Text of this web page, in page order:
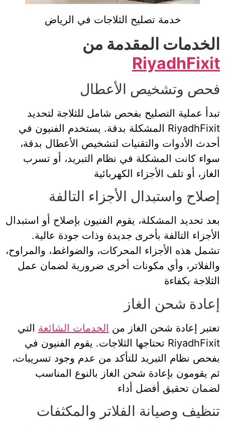
خدمة تصليح الثلاجات في الرياض
الخدمات المقدمة من
RiyadhFixit
فحص وتشخيص الأعطال
تبدأ عملية التصليح بفحص شامل للثلاجة لتحديد
المشكلة بدقة. يستخدم الفنيون في RiyadhFixit
أحدث الأدوات والتقنيات لتشخيص الأعطال بدقة،
سواء كانت المشكلة في نظام التبريد، أو تسرب
الغاز، أو تلف الأجزاء الكهربائية
إصلاح واستبدال الأجزاء التالفة
بعد تحديد المشكلة، يقوم الفنيون بإصلاح أو استبدال
الأجزاء التالفة بأخرى جديدة وذات جودة عالية.
تشمل هذه الأجزاء المحركات، والضواغط، والمراوح،
والفلاتر، وأي مكونات أخرى ضرورية لضمان عمل
الثلاجة بكفاءة
إعادة شحن الغاز
تعتبر إعادة شحن الغاز من الخدمات الشائعة التي
تحتاجها الثلاجات. يقوم الفنيون في RiyadhFixit
بفحص نظام التبريد للتأكد من عدم وجود تسريبات،
ثم يقومون بإعادة شحن الغاز بالنوع المناسب
لضمان تحقيق أفضل أداء
تنظيف وصيانة الفلاتر والمكثفات